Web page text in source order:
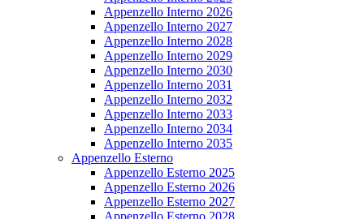
Appenzello Interno 2026
Appenzello Interno 2027
Appenzello Interno 2028
Appenzello Interno 2029
Appenzello Interno 2030
Appenzello Interno 2031
Appenzello Interno 2032
Appenzello Interno 2033
Appenzello Interno 2034
Appenzello Interno 2035
Appenzello Esterno
Appenzello Esterno 2025
Appenzello Esterno 2026
Appenzello Esterno 2027